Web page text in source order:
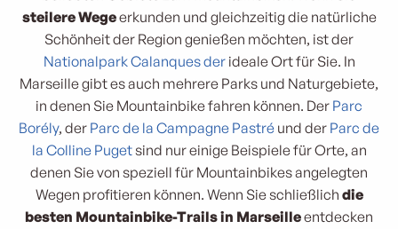
steilere Wegeerkunden und gleichzeitig die natürliche
Schönheit der Region genießen möchten, ist der
Nationalpark Calanques derideale Ort für Sie. In
Marseille gibt es auch mehrere Parks und Naturgebiete,
in denen Sie Mountainbike fahren können. Der Parc
Borély, der Parc de la Campagne Pastré und der Parc de
la Colline Pugetsind nur einige Beispiele für Orte, an
denen Sie von speziell für Mountainbikes angelegten
Wegen profitieren können. Wenn Sie schließlich die
besten Mountainbike-Trails in Marseilleentdecken